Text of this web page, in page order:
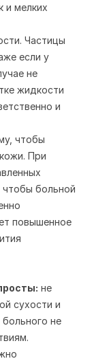
и мелких
Частицы
если у
не
жидкости
и
чтобы
При
чтобы больной
повышенное
не
сухости и
не